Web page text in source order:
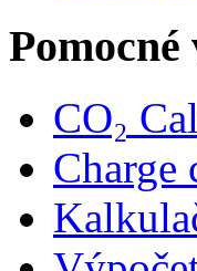
CO₂
Charge